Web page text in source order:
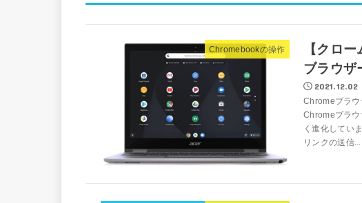
Chromebookの操作
【クロ
ブラウザ
2021.12.02
Chromeブラウ
Chromeブラウ
く進化してい
リンクの送信...